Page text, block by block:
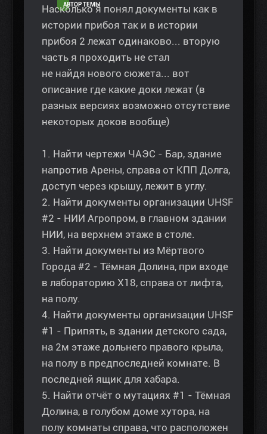
АВТОР ТЕМЫ
Насколько я понял документы как в
истории прибоя так и в истории
прибоя 2 лежат одинаково... вторую
часть я проходить не стал
не найдя нового сюжета... вот
описание где какие доки лежат (в
разных версиях возможно отсутствие
некоторых доков вообще)
1. Найти чертежи ЧАЭС - Бар, здание
напротив Арены, справа от КПП Долга,
доступ через крышу, лежит в углу.
2. Найти документы организации UHSF
#2 - НИИ Агропром, в главном здании
НИИ, на верхнем этаже в столе.
3. Найти документы из Мёртвого
Города #2 - Тёмная Долина, при входе
в лабораторию Х18, справа от лифта,
на полу.
4. Найти документы организации UHSF
#1 - Припять, в здании детского сада,
на 2м этаже дольнего правого крыла,
на полу в предпоследней комнате. В
последней ящик для хабара.
5. Найти отчёт о мутациях #1 - Тёмная
Долина, в голубом доме хутора, на
полу комнаты справа, что расположен